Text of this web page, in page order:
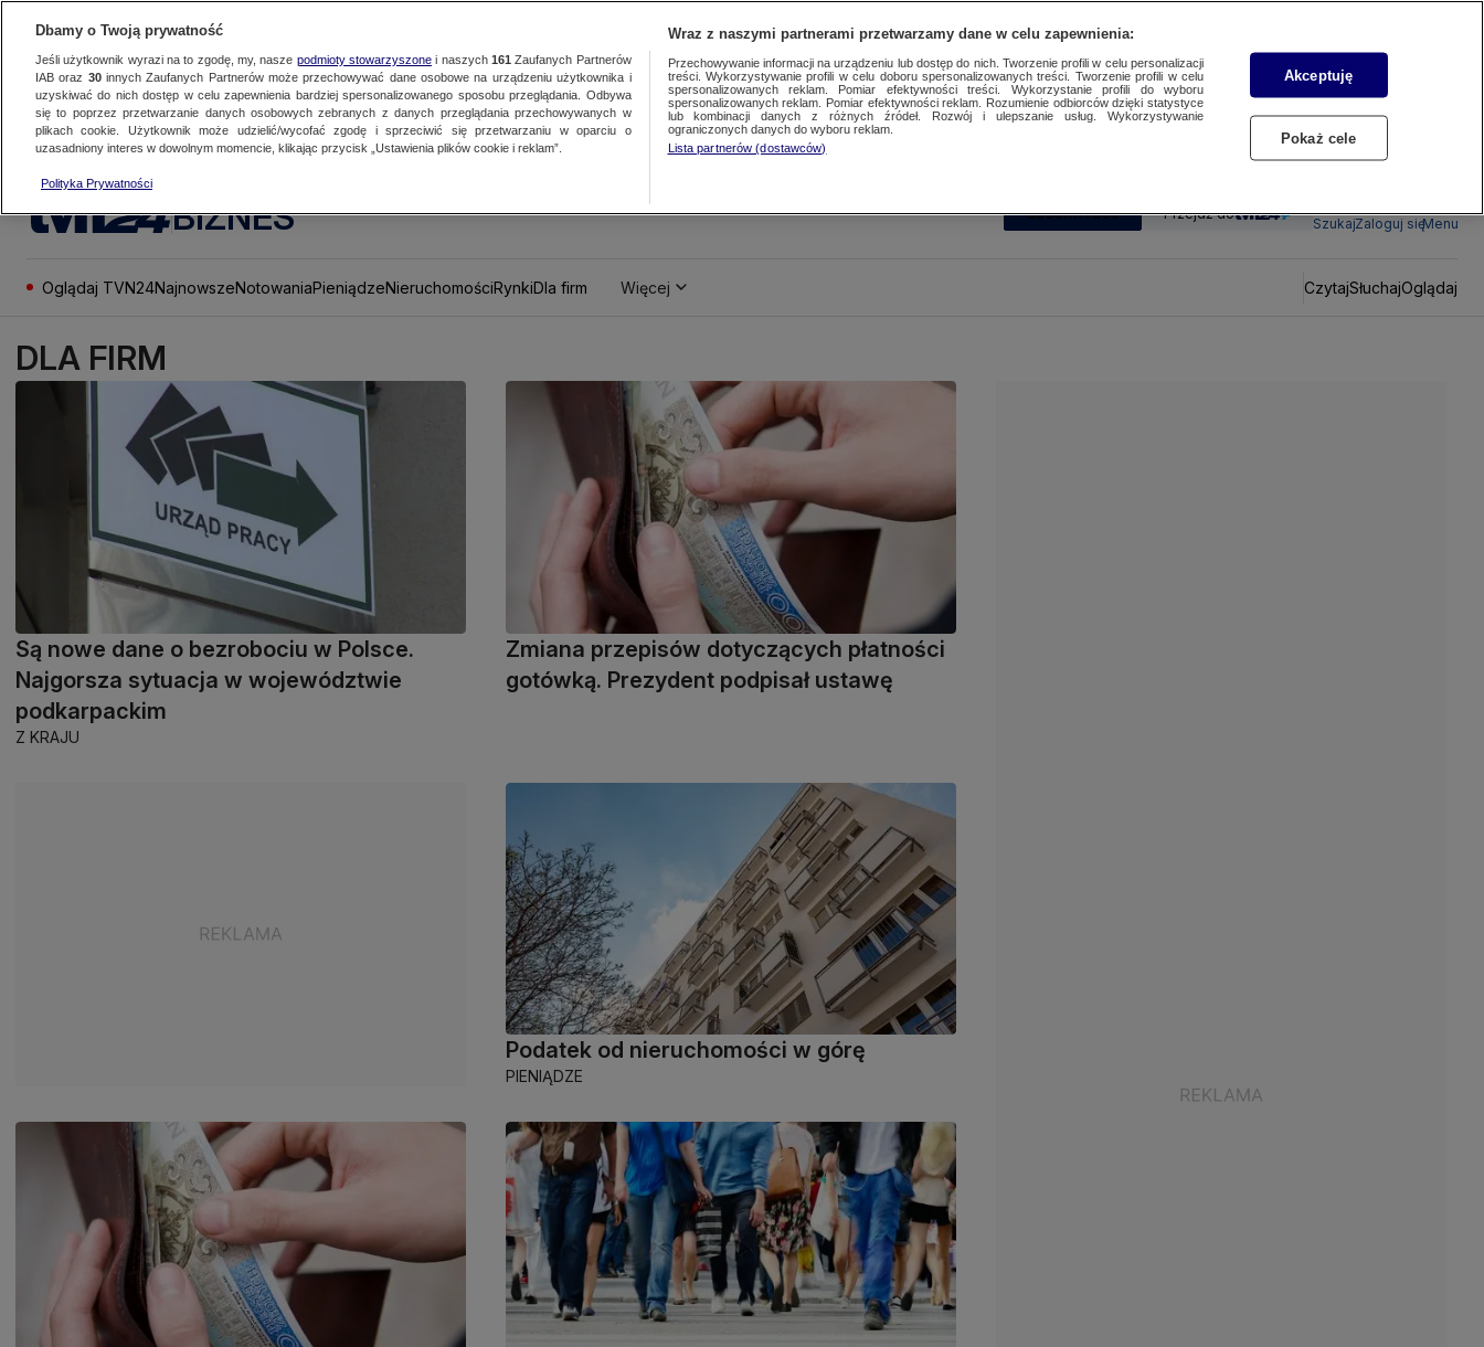
BIZNES SUBSKRYBUJ Przejdź do
SzukajZaloguj sięMenu
Oglądaj TVN24NajnowszeNotowaniaPieniądzeNieruchomościRynkiDla firm Więcej CzytajSłuchajOglądaj
DLA FIRM
Są nowe dane o bezrobociu w Polsce.
Najgorsza sytuacja w województwie
podkarpackim
Z KRAJU
Zmiana przepisów dotyczących płatności
gotówką. Prezydent podpisał ustawę
Podatek od nieruchomości w górę
PIENIĄDZE
Dbamy o Twoją prywatność
Jeśli użytkownik wyrazi na to zgodę, my, nasze podmioty stowarzyszonei naszych 161 Zaufanych Partnerów
IAB oraz 30innych Zaufanych Partnerów może przechowywać dane osobowe na urządzeniu użytkownika i
uzyskiwać do nich dostęp w celu zapewnienia bardziej spersonalizowanego sposobu przeglądania. Odbywa
się to poprzez przetwarzanie danych osobowych zebranych z danych przeglądania przechowywanych w
plikach cookie. Użytkownik może udzielić/wycofać zgodę i sprzeciwić się przetwarzaniu w oparciu o
uzasadniony interes w dowolnym momencie, klikając przycisk „Ustawienia plików cookie i reklam”.
Polityka Prywatności
Wraz z naszymi partnerami przetwarzamy dane w celu zapewnienia:
Przechowywanie informacji na urządzeniu lub dostęp do nich. Tworzenie profili w celu personalizacji
treści. Wykorzystywanie profili w celu doboru spersonalizowanych treści. Tworzenie profili w celu
spersonalizowanych reklam. Pomiar efektywności treści. Wykorzystanie profili do wyboru
spersonalizowanych reklam. Pomiar efektywności reklam. Rozumienie odbiorców dzięki statystyce
lub kombinacji danych z różnych źródeł. Rozwój i ulepszanie usług. Wykorzystywanie
ograniczonych danych do wyboru reklam.
Lista partnerów (dostawców)
Akceptuję
Pokaż cele